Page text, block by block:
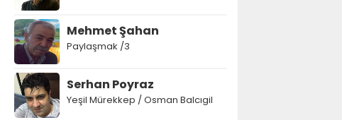
Mehmet Şahan
Paylaşmak /3
Serhan Poyraz
Yeşil Mürekkep / Osman Balcıgil